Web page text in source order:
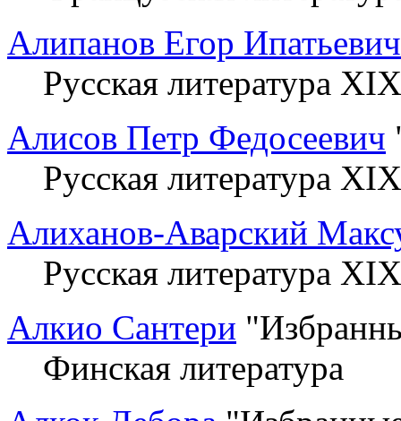
Алипанов Егор Ипатьевич
Русская литература
Алисов Петр Федосеевич
Русская литература
Алиханов-Аварский
Русская литература
Алкио Сантери
Финская литература